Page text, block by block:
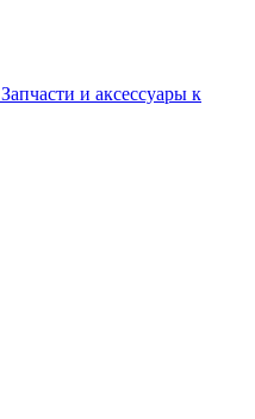
Запчасти и аксессуары к